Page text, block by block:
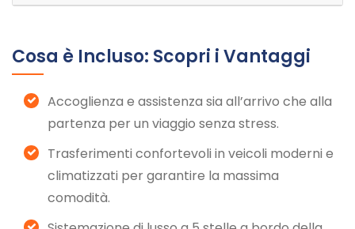
Cosa è Incluso: Scopri i Vantaggi
Accoglienza e assistenza sia all’arrivo che alla
partenza per un viaggio senza stress.
Trasferimenti confortevoli in veicoli moderni e
climatizzati per garantire la massima
comodità.